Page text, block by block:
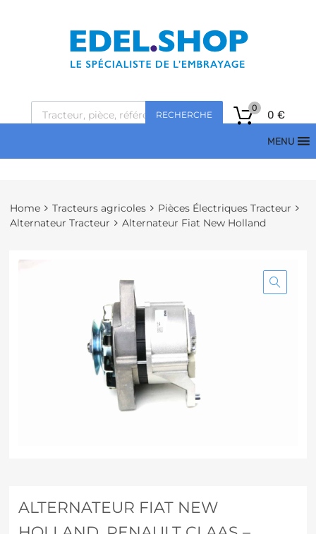
RECHERCHE 0 €
0
MENU
Home Tracteurs agricoles
Pièces Électriques Tracteur
Alternateur Tracteur
Alternateur Fiat New Holland
ALTERNATEUR FIAT NEW